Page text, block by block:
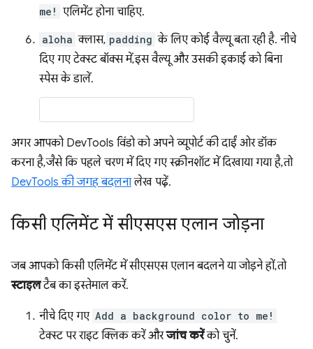
me! एलिमेंट होना चाहिए.
aloha क्लास, padding के लिए कोई वैल्यू बता रही है. नीचे
दिए गए टेक्स्ट बॉक्स में, इस वैल्यू और उसकी इकाई को बिना
स्पेस के डालें.
अगर आपको DevTools विंडो को अपने व्यूपोर्ट की दाईं ओर डॉक
करना है, जैसे कि पहले चरण में दिए गए स्क्रीनशॉट में दिखाया गया है, तो
DevTools की जगह बदलनालेख पढ़ें.
किसी एलिमेंट में सीएसएस एलान जोड़ना
जब आपको किसी एलिमेंट में सीएसएस एलान बदलने या जोड़ने हों, तो
स्टाइलटैब का इस्तेमाल करें.
नीचे दिए गए Add a background color to me!
टेक्स्ट पर राइट क्लिक करें औरजांच करेंको चुनें.